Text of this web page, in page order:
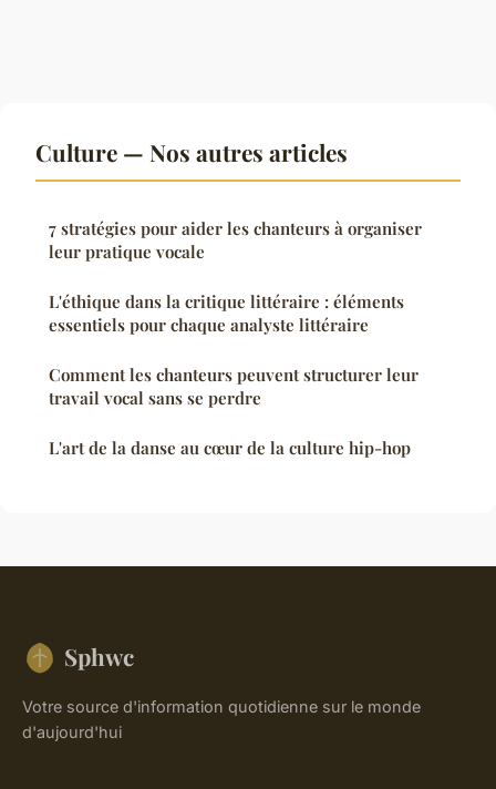
Culture — Nos autres articles
7 stratégies pour aider les chanteurs à organiser
leur pratique vocale
L'éthique dans la critique littéraire : éléments
essentiels pour chaque analyste littéraire
Comment les chanteurs peuvent structurer leur
travail vocal sans se perdre
L'art de la danse au cœur de la culture hip-hop
Sphwc
Votre source d'information quotidienne sur le monde
d'aujourd'hui